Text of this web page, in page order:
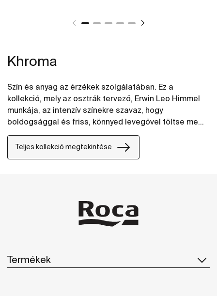
Khroma
Szín és anyag az érzékek szolgálatában. Ez a
kollekció, mely az osztrák tervező, Erwin Leo Himmel
munkája, az intenzív színekre szavaz, hogy
boldogsággal és friss, könnyed levegővel töltse meg
harmonikus formák és a textúrált felületek
megérintésért kiáltanak. Vincent Gregoire, a híres
Teljes kollekció megtekintése
Termékek